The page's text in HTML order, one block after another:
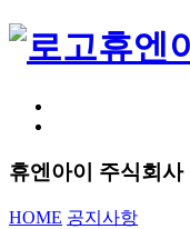
휴엔
휴엔아이 주식회사
HOME 공지사항